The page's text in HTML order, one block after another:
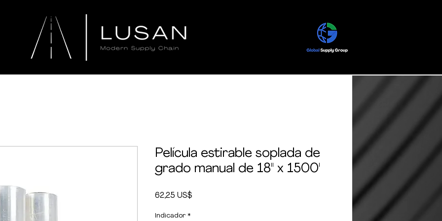
Película estirable soplada de
grado manual de 18" x 1500'
62,25 US$
Indicador *